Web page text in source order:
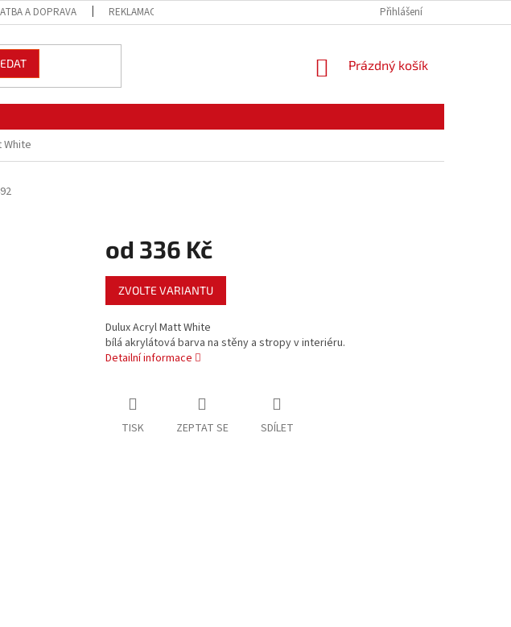
A DOPRAVA REKLAMACE ZBOŽÍ PODMÍNKY OCHRANY
Přihlášení
NÁKUPNÍ
Prázdný košík
White
od 336 Kč
Měrná
cena:
ZVOLTE VARIANTU
Dulux Acryl Matt White
bílá akrylátová barva na stěny a stropy v interiéru.
Detailní informace
TISK ZEPTAT SE SDÍLET